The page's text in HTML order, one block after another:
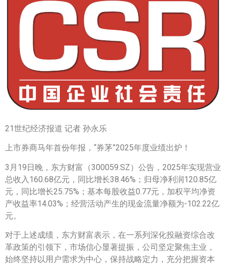
21世纪经济报道 记者 孙永乐
上市券商马年首份年报，“券茅”2025年度业绩出炉！
3月19日晚，东方财富（300059.SZ）公告，2025年实现营业
总收入160.68亿元，同比增长38.46%；归母净利润120.85亿
元，同比增长25.75%；基本每股收益0.77元，加权平均净资
产收益率14.03%；经营活动产生的现金流量净额为-102.22亿
元。
对于上述成绩，东方财富表示，在一系列深化投融资综合改
革政策的引领下，市场信心显著提振，公司坚定聚焦主业，
始终坚持以用户需求为中心，保持战略定力，充分把握资本